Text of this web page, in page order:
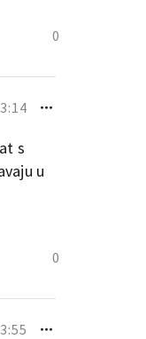
0
s
u
0